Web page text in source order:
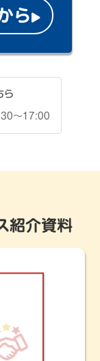
ら
ら
〜17:00
紹介資料